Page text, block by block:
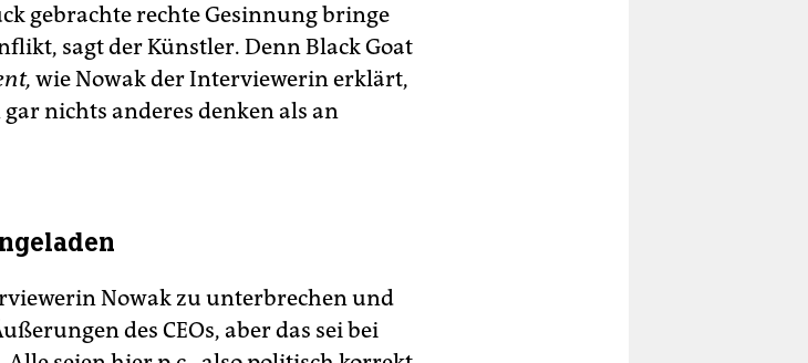
gebrachte rechte Gesinnung bringe
sagt der Künstler. Denn Black Goat
wie Nowak der Interviewerin erklärt,
nichts anderes denken als an
Nowak zu unterbrechen und
des CEOs, aber das sei bei